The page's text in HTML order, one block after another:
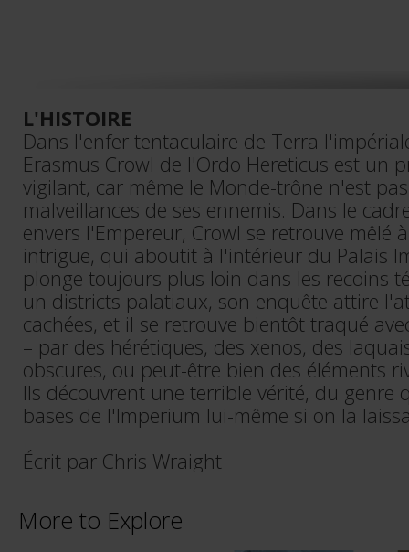
L'HISTOIRE
Dans l'enfer tentaculaire de Terra
Erasmus Crowl de l'Ordo Hereticus est un
vigilant, car même le Monde-trône n'est
malveillances de ses ennemis. Dans le
envers l'Empereur, Crowl se retrouve mêlé
intrigue, qui aboutit à l'intérieur du Palais
plonge toujours plus loin dans les recoins
un districts palatiaux, son enquête attire
cachées, et il se retrouve bientôt traqué
– par des hérétiques, des xenos, des
obscures, ou peut-être bien des éléments
Ils découvrent une terrible vérité, du genre
bases de l'Imperium lui-même si on la
Écrit par Chris Wraight
More to Explore